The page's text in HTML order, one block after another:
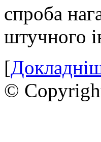
спроба
штучного
[
©